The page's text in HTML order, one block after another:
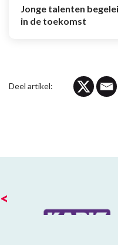
Jonge talenten
in de toekomst
Deel artikel:
<